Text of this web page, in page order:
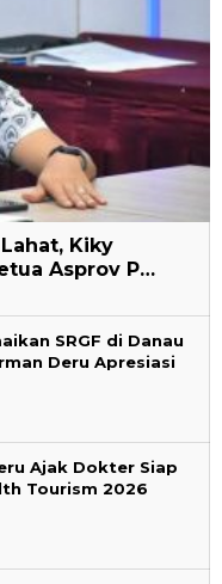
Kiky
Asprov P…
SRGF di Danau
Deru Apresiasi
Ajak Dokter Siap
Tourism 2026